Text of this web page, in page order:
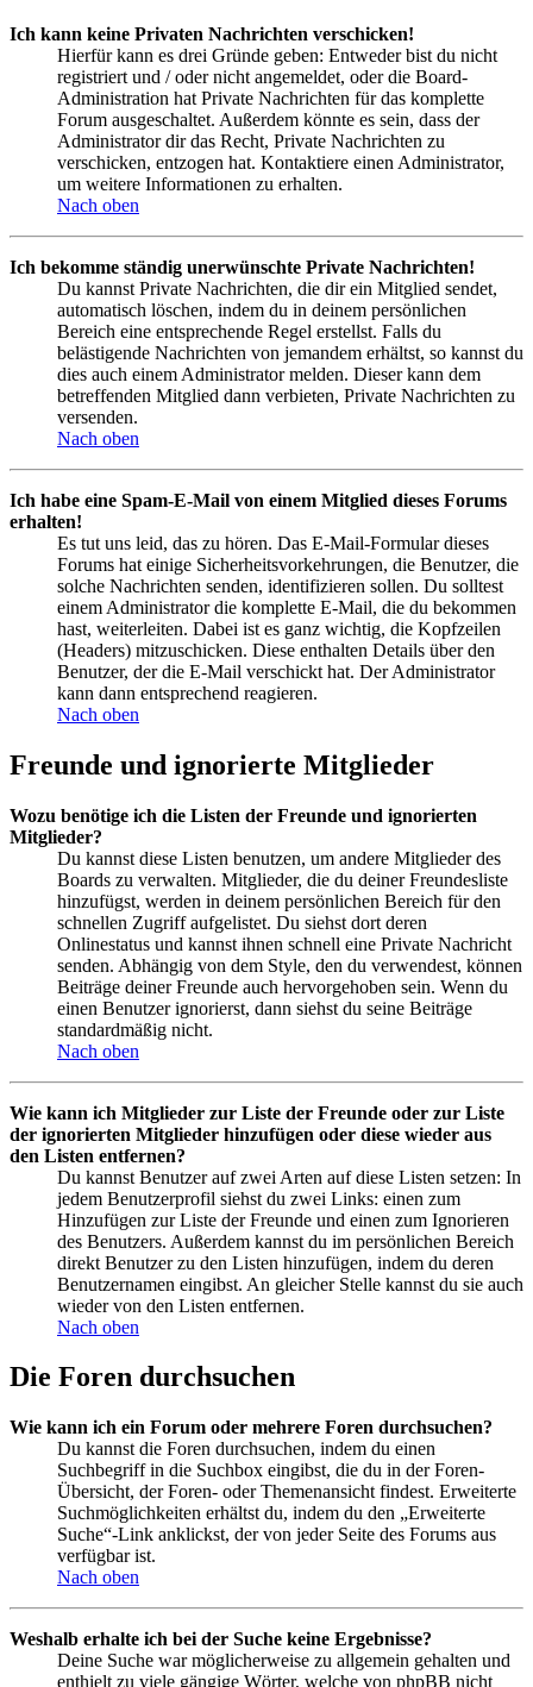
Ich kann keine Privaten Nachrichten verschicken!
Hierfür kann es drei Gründe geben: Entweder bist du nicht
registriert und / oder nicht angemeldet, oder die Board-
Administration hat Private Nachrichten für das komplette
Forum ausgeschaltet. Außerdem könnte es sein, dass der
Administrator dir das Recht, Private Nachrichten zu
verschicken, entzogen hat. Kontaktiere einen Administrator,
um weitere Informationen zu erhalten.
Nach oben
Ich bekomme ständig unerwünschte Private Nachrichten!
Du kannst Private Nachrichten, die dir ein Mitglied sendet,
automatisch löschen, indem du in deinem persönlichen
Bereich eine entsprechende Regel erstellst. Falls du
belästigende Nachrichten von jemandem erhältst, so kannst du
dies auch einem Administrator melden. Dieser kann dem
betreffenden Mitglied dann verbieten, Private Nachrichten zu
versenden.
Nach oben
Ich habe eine Spam-E-Mail von einem Mitglied dieses Forums
erhalten!
Es tut uns leid, das zu hören. Das E-Mail-Formular dieses
Forums hat einige Sicherheitsvorkehrungen, die Benutzer, die
solche Nachrichten senden, identifizieren sollen. Du solltest
einem Administrator die komplette E-Mail, die du bekommen
hast, weiterleiten. Dabei ist es ganz wichtig, die Kopfzeilen
(Headers) mitzuschicken. Diese enthalten Details über den
Benutzer, der die E-Mail verschickt hat. Der Administrator
kann dann entsprechend reagieren.
Nach oben
Freunde und ignorierte Mitglieder
Wozu benötige ich die Listen der Freunde und ignorierten
Mitglieder?
Du kannst diese Listen benutzen, um andere Mitglieder des
Boards zu verwalten. Mitglieder, die du deiner Freundesliste
hinzufügst, werden in deinem persönlichen Bereich für den
schnellen Zugriff aufgelistet. Du siehst dort deren
Onlinestatus und kannst ihnen schnell eine Private Nachricht
senden. Abhängig von dem Style, den du verwendest, können
Beiträge deiner Freunde auch hervorgehoben sein. Wenn du
einen Benutzer ignorierst, dann siehst du seine Beiträge
standardmäßig nicht.
Nach oben
Wie kann ich Mitglieder zur Liste der Freunde oder zur Liste
der ignorierten Mitglieder hinzufügen oder diese wieder aus
den Listen entfernen?
Du kannst Benutzer auf zwei Arten auf diese Listen setzen: In
jedem Benutzerprofil siehst du zwei Links: einen zum
Hinzufügen zur Liste der Freunde und einen zum Ignorieren
des Benutzers. Außerdem kannst du im persönlichen Bereich
direkt Benutzer zu den Listen hinzufügen, indem du deren
Benutzernamen eingibst. An gleicher Stelle kannst du sie auch
wieder von den Listen entfernen.
Nach oben
Die Foren durchsuchen
Wie kann ich ein Forum oder mehrere Foren durchsuchen?
Du kannst die Foren durchsuchen, indem du einen
Suchbegriff in die Suchbox eingibst, die du in der Foren-
Übersicht, der Foren- oder Themenansicht findest. Erweiterte
Suchmöglichkeiten erhältst du, indem du den „Erweiterte
Suche“-Link anklickst, der von jeder Seite des Forums aus
verfügbar ist.
Nach oben
Weshalb erhalte ich bei der Suche keine Ergebnisse?
Deine Suche war möglicherweise zu allgemein gehalten und
enthielt zu viele gängige Wörter, welche von phpBB nicht